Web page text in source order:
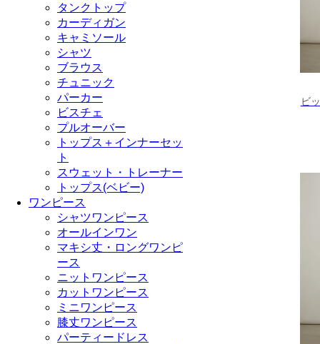
タンクトップ
カーディガン
キャミソール
シャツ
ブラウス
チュニック
パーカー
ビスチェ
プルオーバー
トップス＋インナーセッ
ト
スウェット・トレーナー
トップス(ベビー)
ワンピース
シャツワンピース
オールインワン
マキシ丈・ロングワンピ
ース
ニットワンピース
カットワンピース
ミニワンピース
膝丈ワンピース
パーティードレス
ビ